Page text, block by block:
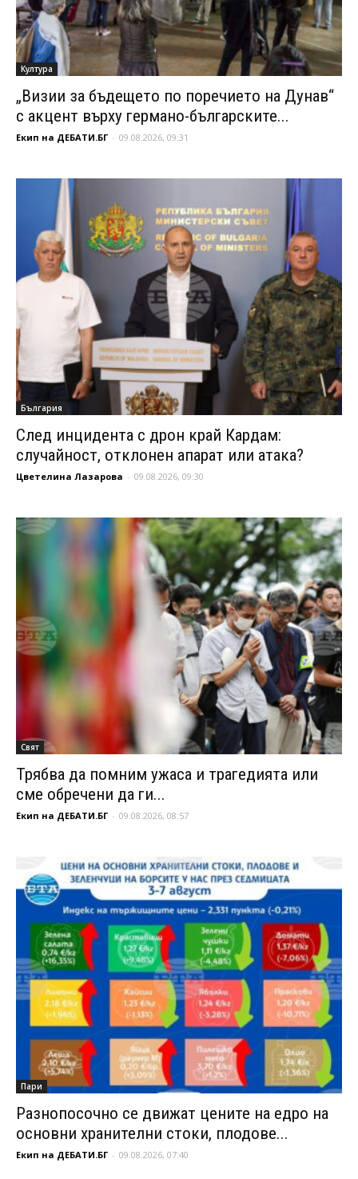
Култура
„Визии за бъдещето по поречието на Дунав“
с акцент върху германо-българските...
Екип на ДЕБАТИ.БГ - 09.08.2026, 09:31
България
След инцидента с дрон край Кардам:
случайност, отклонен апарат или атака?
Цветелина Лазарова - 09.08.2026, 09:30
Свят
Трябва да помним ужаса и трагедията или
сме обречени да ги...
Екип на ДЕБАТИ.БГ - 09.08.2026, 08:57
Пари
Разнопосочно се движат цените на едро на
основни хранителни стоки, плодове...
Екип на ДЕБАТИ.БГ - 09.08.2026, 07:40